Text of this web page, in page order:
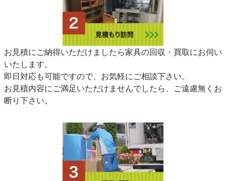
お見積にご納得いただけましたら家具の回収・買取にお伺い
いたします。
即日対応も可能ですので、お気軽にご相談下さい。
お見積内容にご満足いただけませんでしたら、ご遠慮無くお
断り下さい。